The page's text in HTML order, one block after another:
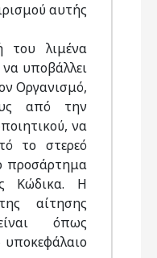
αυτής
του λιμένα
υποβάλλει
Οργανισμό,
από την
να
το στερεό
προσάρτημα
Κώδικα. Η
αίτησης
όπως
υποκεφάλαιο